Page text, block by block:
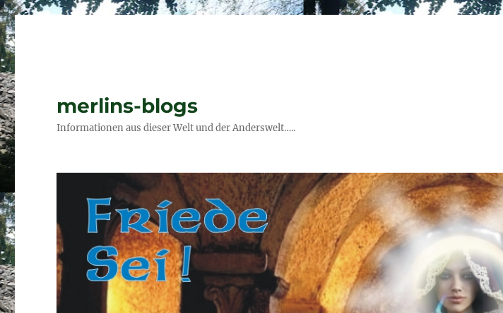
merlins-blogs
Informationen aus dieser Welt und der Anderswelt…..